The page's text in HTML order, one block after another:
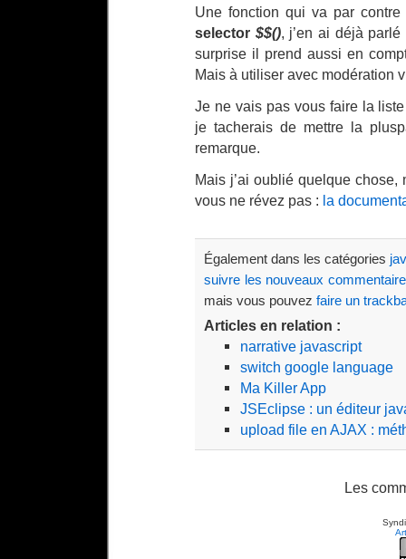
Une fonction qui va par
selector $$(), j’en ai déjà
surprise il prend aussi en
Mais à utiliser avec modération
Je ne vais pas vous faire la
je tacherais de mettre la
remarque.
Mais j’ai oublié quelque
vous ne révez pas : la
Également dans les catégories
suivre les nouveaux
mais vous pouvez faire un
Articles en relation :
narrative javascript
switch google language
Ma Killer App
JSEclipse : un éditeur
upload file en AJAX :
Les